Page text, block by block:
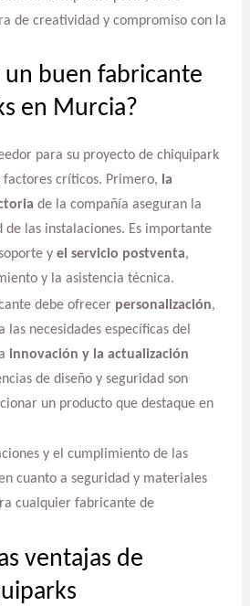
de creatividad y compromiso con la
un buen fabricante
en Murcia?
para su proyecto de chiquipark
factores críticos. Primero, la
de la compañía aseguran la
las instalaciones. Es importante
y el servicio postventa,
y la asistencia técnica.
debe ofrecer personalización,
las necesidades específicas del
innovación y la actualización
de diseño y seguridad son
un producto que destaque en
y el cumplimiento de las
cuanto a seguridad y materiales
cualquier fabricante de
ventajas de